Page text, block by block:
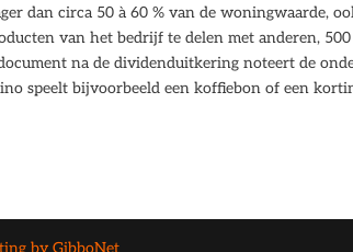
dan circa 50 à 60 % van de woningwaarde,
van het bedrijf te delen met anderen,
na de dividenduitkering noteert de
speelt bijvoorbeeld een koffiebon of een
by GibboNet